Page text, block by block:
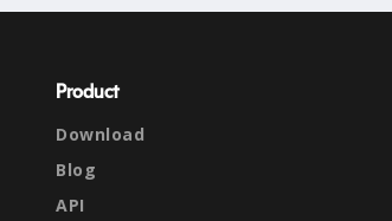
Product
Download
Blog
API